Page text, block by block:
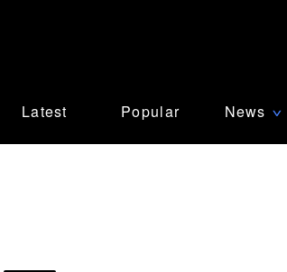
Latest Popular News ∨